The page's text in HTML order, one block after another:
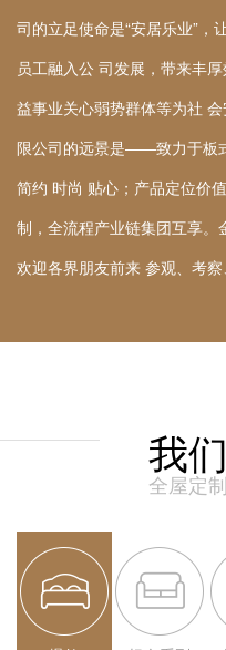
司的立足使命是“安居乐业”，
员工融入公 司发展，带来丰
益事业关心弱势群体等为社
限公司的远景是——致力于板
简约 时尚 贴心；产品定位价
制，全流程产业链集团互享
欢迎各界朋友前来 参观、考察
我
全屋定